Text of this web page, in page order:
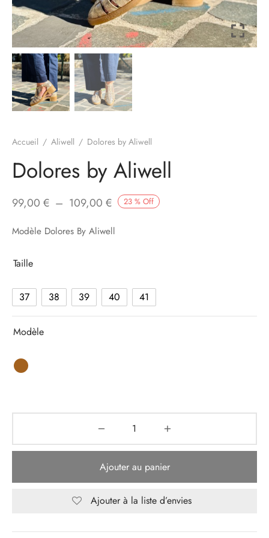
Accueil / Aliwell / Dolores by Aliwell
Dolores by Aliwell
23 % Off
99,00 € – 109,00 €Plage de
99,00 €
Modèle Dolores By Aliwell
Taille
37 38 39 40 41
Modèle
Ajouter au panier
Ajouter à la liste d’envies
porter